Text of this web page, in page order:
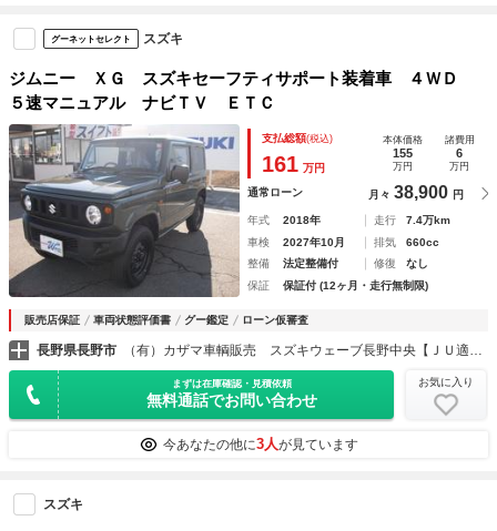
グーネットセレクト スズキ
ジムニー ＸＧ スズキセーフティサポート装着車 ４ＷＤ
５速マニュアル ナビＴＶ ＥＴＣ
支払総額(税込)
161 万円
本体価格
155
万円
諸費用
6
万円
通常ローン 月々 38,900 円
年式 2018年 走行
7.4万km
車検
2027年10月 排気
660cc
整備
法定整備付 修復
なし
保証
保証付 (12ヶ月・走行無制限)
販売店保証 車両状態評価書 グー鑑定 ローン仮審査
長野県長野市
まずは在庫確認・見積依頼
無料通話でお問い合わせ
お気に入り
今あなたの他に3人が見ています
スズキ